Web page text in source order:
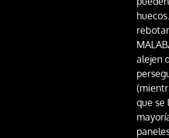
alejen
que se